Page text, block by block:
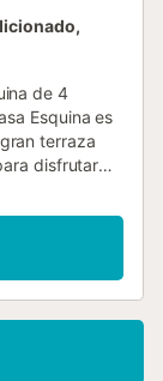
de 4
Esquina es
terraza
disfrutar
en un espacio
cerrar
para 6
moderna y